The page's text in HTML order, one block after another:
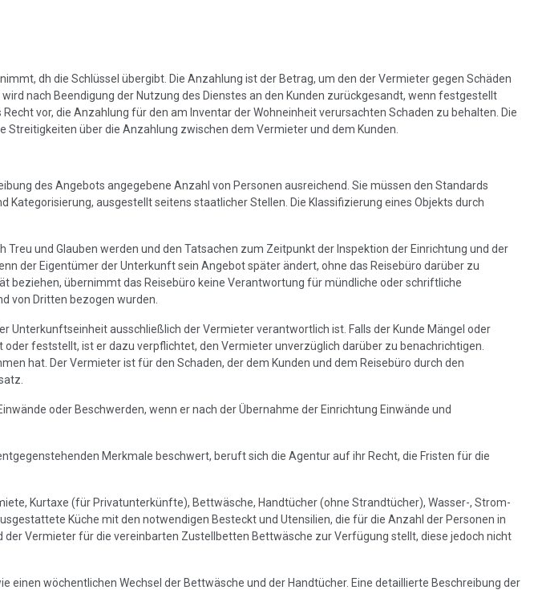
dh die Schlüssel übergibt. Die Anzahlung ist der Betrag, um den der Vermieter gegen Schäden
nach Beendigung der Nutzung des Dienstes an den Kunden zurückgesandt, wenn festgestellt
vor, die Anzahlung für den am Inventar der Wohneinheit verursachten Schaden zu behalten. Die
über die Anzahlung zwischen dem Vermieter und dem Kunden.
des Angebots angegebene Anzahl von Personen ausreichend. Sie müssen den Standards
ausgestellt seitens staatlicher Stellen. Die Klassifizierung eines Objekts durch
und Glauben werden und den Tatsachen zum Zeitpunkt der Inspektion der Einrichtung und der
der Eigentümer der Unterkunft sein Angebot später ändert, ohne das Reisebüro darüber zu
beziehen, übernimmt das Reisebüro keine Verantwortung für mündliche oder schriftliche
von Dritten bezogen wurden.
ausschließlich der Vermieter verantwortlich ist. Falls der Kunde Mängel oder
feststellt, ist er dazu verpflichtet, den Vermieter unverzüglich darüber zu benachrichtigen.
hat. Der Vermieter ist für den Schaden, der dem Kunden und dem Reisebüro durch den
oder Beschwerden, wenn er nach der Übernahme der Einrichtung Einwände und
Merkmale beschwert, beruft sich die Agentur auf ihr Recht, die Fristen für die
Kurtaxe (für Privatunterkünfte), Bettwäsche, Handtücher (ohne Strandtücher), Wasser-, Strom-
Küche mit den notwendigen Besteckt und Utensilien, die für die Anzahl der Personen in
Vermieter für die vereinbarten Zustellbetten Bettwäsche zur Verfügung stellt, diese jedoch nicht
wöchentlichen Wechsel der Bettwäsche und der Handtücher. Eine detaillierte Beschreibung der